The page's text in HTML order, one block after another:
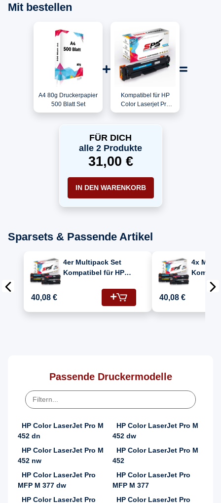
Mit bestellen
A4 80g Druckerpapier
500 Blatt Set
Kompatibel für HP
Color Laserjet Pro
MFP M377 / CF411A /
FÜR DICH
alle 2 Produkte
31,00 €
IN DEN WARENKORB
Sparsets & Passende Artikel
4er Multipack Set
Kompatibel für HP
MFP M377 Drucker
Toners HP 410A
CF410A Schwarz,
40,08 €
4x
Color
MFP M
40,08 €
Passende Druckermodelle
HP Color LaserJet Pro M
452 dn
HP Color LaserJet Pro M
452 dw
HP Color LaserJet Pro M
452 nw
HP Color LaserJet Pro M
452
HP Color LaserJet Pro
MFP M 377 dw
HP Color LaserJet Pro
MFP M 377
HP Color LaserJet Pro
HP Color LaserJet Pro